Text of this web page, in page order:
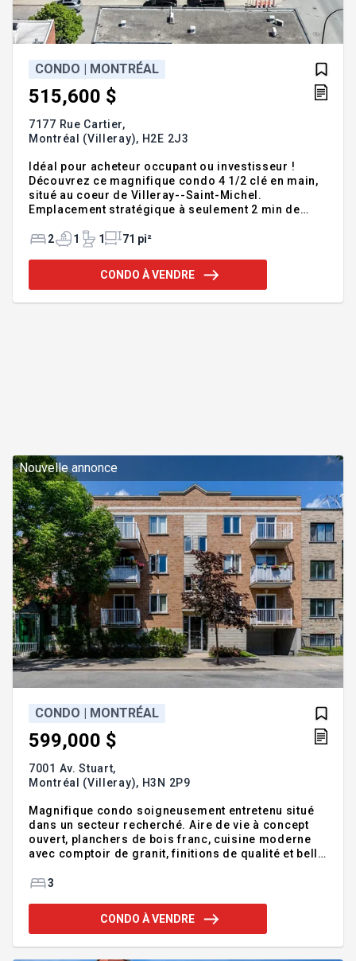
CONDO | MONTRÉAL
515,600 $
7177 Rue Cartier,
Montréal (Villeray), H2E 2J3
Idéal pour acheteur occupant ou investisseur !
Découvrez ce magnifique condo 4 1/2 clé en main,
situé au coeur de Villeray--Saint-Michel.
Emplacement stratégique à seulement 2 min de
Jean-Talon, garantissant une excellente valeur
étage d'un bâtiment bien entretenu, cette unité
lumineuse et impeccable, offre un espace maximisé
2 1 1 71 pi²
CONDO À VENDRE
Nouvelle annonce
CONDO | MONTRÉAL
599,000 $
7001 Av. Stuart,
Montréal (Villeray), H3N 2P9
Magnifique condo soigneusement entretenu situé
dans un secteur recherché. Aire de vie à concept
ouvert, planchers de bois franc, cuisine moderne
avec comptoir de granit, finitions de qualité et belle
ainsi qu'un espace de rangement. Frais de
minutes du métro, de la gare, des parcs, écoles,
commerces et de tous les services. Occupation
3
CONDO À VENDRE